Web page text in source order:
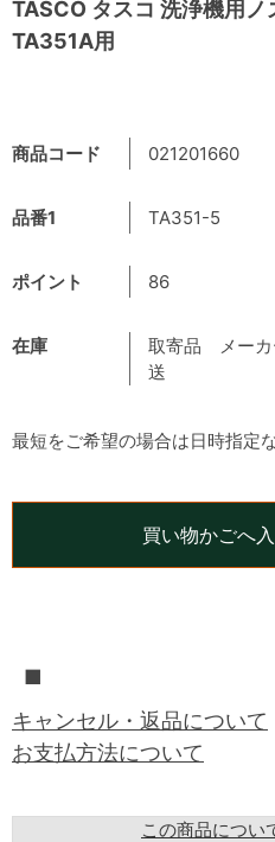
TASCO タスコ 洗浄機用
TA351A用
商品コード 021201660
品番1 TA351-5
ポイント 86
在庫
取寄品 メーカ
送
■
キャンセル・返品について
お支払方法について
この商品につい
最短をご希望の場合は日時指定